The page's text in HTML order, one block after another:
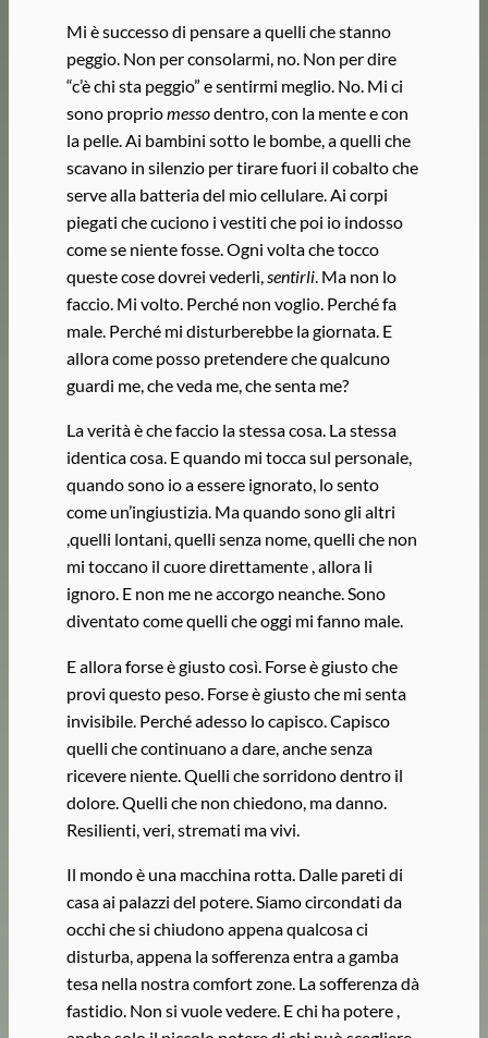
Mi è successo di pensare a quelli che stanno
peggio. Non per consolarmi, no. Non per dire
“c’è chi sta peggio” e sentirmi meglio. No. Mi ci
sono propriomessodentro, con la mente e con
la pelle. Ai bambini sotto le bombe, a quelli che
scavano in silenzio per tirare fuori il cobalto che
serve alla batteria del mio cellulare. Ai corpi
piegati che cuciono i vestiti che poi io indosso
come se niente fosse. Ogni volta che tocco
queste cose dovrei vederli,sentirli. Ma non lo
faccio. Mi volto. Perché non voglio. Perché fa
male. Perché mi disturberebbe la giornata. E
allora come posso pretendere che qualcuno
guardi me, che veda me, che senta me?
La verità è che faccio la stessa cosa. La stessa
identica cosa. E quando mi tocca sul personale,
quando sono io a essere ignorato, lo sento
come un’ingiustizia. Ma quando sono gli altri
,quelli lontani, quelli senza nome, quelli che non
mi toccano il cuore direttamente , allora li
ignoro. E non me ne accorgo neanche. Sono
diventato come quelli che oggi mi fanno male.
E allora forse è giusto così. Forse è giusto che
provi questo peso. Forse è giusto che mi senta
invisibile. Perché adesso lo capisco. Capisco
quelli che continuano a dare, anche senza
ricevere niente. Quelli che sorridono dentro il
dolore. Quelli che non chiedono, ma danno.
Resilienti, veri, stremati ma vivi.
Il mondo è una macchina rotta. Dalle pareti di
casa ai palazzi del potere. Siamo circondati da
occhi che si chiudono appena qualcosa ci
disturba, appena la sofferenza entra a gamba
tesa nella nostra comfort zone. La sofferenza dà
fastidio. Non si vuole vedere. E chi ha potere ,